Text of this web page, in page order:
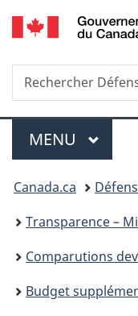
Rechercher
Défense
Menu
MENU
Vous
êtes
ici :
Canada.ca
Transparence –
Comparutions
Budget supplémentaire des dépenses (B) 2019-20–